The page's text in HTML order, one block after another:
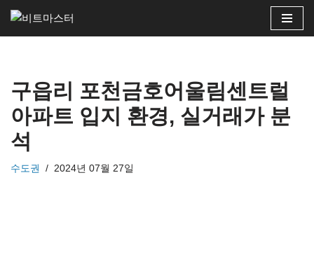
콘
로
건
너
뛰
구읍리 포천금호어울림센트럴
아파트 입지 환경, 실거래가 분
석
수도권 2024년 07월 27일